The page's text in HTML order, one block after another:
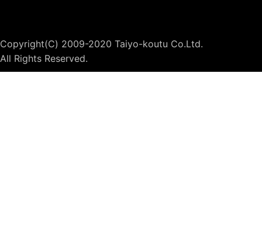
Copyright(C) 2009-2020 Taiyo-koutu Co.Ltd.
All Rights Reserved.